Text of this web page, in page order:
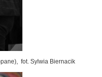
fot. Sylwia Biernacik